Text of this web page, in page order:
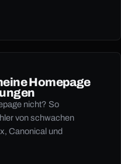
Homepage
nicht? So
von schwachen
Canonical und